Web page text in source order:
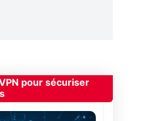
pour sécuriser